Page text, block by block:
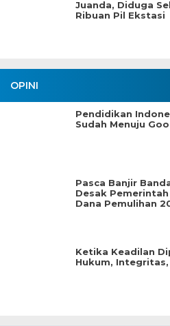
Juanda, Diduga
Ribuan Pil Ekstasi
OPINI
Pendidikan
Sudah Menuju
Pasca Banjir
Desak
Dana Pemulihan
Ketika Keadilan
Hukum,